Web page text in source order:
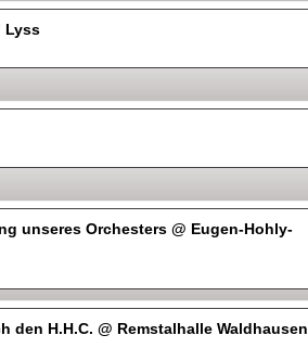
Lyss
unseres Orchesters@ Eugen-Hohly-
den H.H.C.@ Remstalhalle Waldhausen